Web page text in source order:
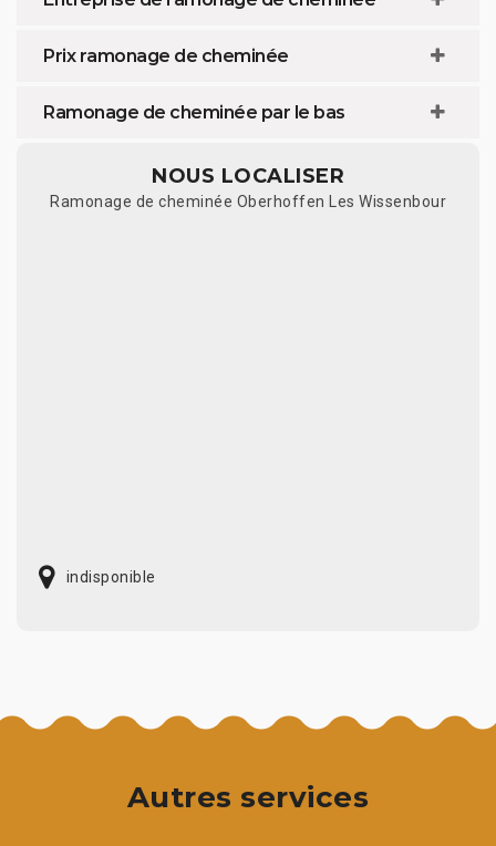
Prix ramonage de cheminée
Ramonage de cheminée par le bas
NOUS LOCALISER
Ramonage de cheminée Oberhoffen Les Wissenbour
indisponible
Autres services